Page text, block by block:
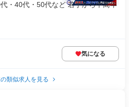
・40代・50代など 若手から中高年
気になる
類似求人を見る